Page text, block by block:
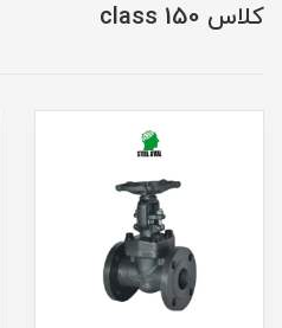
کلاس 150 class